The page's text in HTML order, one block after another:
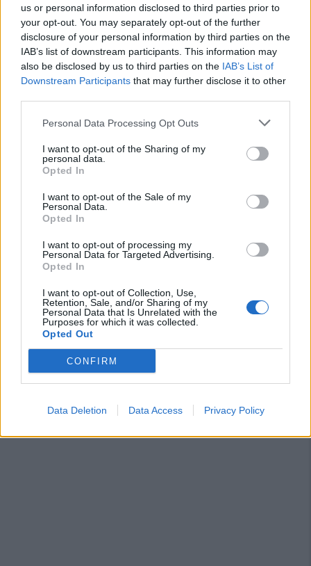
us or personal information disclosed to third parties prior to
your opt-out. You may separately opt-out of the further
disclosure of your personal information by third parties on the
IAB’s list of downstream participants. This information may
also be disclosed by us to third parties on the IAB’s List of
Downstream Participants that may further disclose it to other
Personal Data Processing Opt Outs
I want to opt-out of the Sharing of my
personal data.
Opted In
I want to opt-out of the Sale of my
Personal Data.
Opted In
I want to opt-out of processing my
Personal Data for Targeted Advertising.
Opted In
I want to opt-out of Collection, Use,
Retention, Sale, and/or Sharing of my
Personal Data that Is Unrelated with the
Purposes for which it was collected.
Opted Out
CONFIRM
Data Deletion Data Access Privacy Policy
Cabrera, Tesio, Limongelli, Bolzicco e tanti
giovani tra i volti nuovi
7 Ago 2026
Coppa Italia: Aranova-Ossese il 23, i derby
Budoni-Latte Dolce e COS-Monastir il 30
6 Ago 2026
Le 5 sarde ancora nel girone G con 8 squadre
laziali, 4 campane e la novità dei molisani del
Venafro
Anche il Fasano out e le ammissioni salgono
a sei, l'Ilva è la prima società tra le non